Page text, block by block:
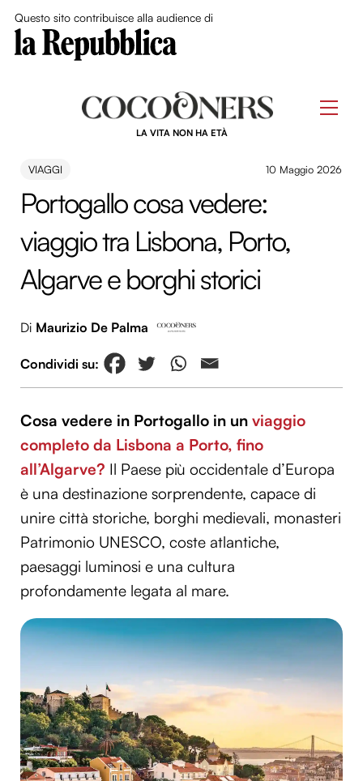
Questo sito contribuisce alla audience di
LA VITA NON HA ETÀ
VIAGGI 10 Maggio 2026
Portogallo cosa vedere:
viaggio tra Lisbona, Porto,
Algarve e borghi storici
Di Maurizio De Palma
Cosa vedere in Portogallo in un viaggio
completo da Lisbona a Porto, fino
all’Algarve? Il Paese più occidentale d’Europa
è una destinazione sorprendente, capace di
unire città storiche, borghi medievali, monasteri
Patrimonio UNESCO, coste atlantiche,
paesaggi luminosi e una cultura
profondamente legata al mare.